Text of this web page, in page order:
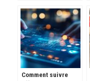
confection de
costumes
traditionnels
alsaciens
Comment suivre